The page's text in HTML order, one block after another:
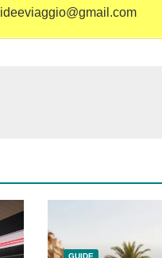
ideeviaggio@gmail.com
GUIDE